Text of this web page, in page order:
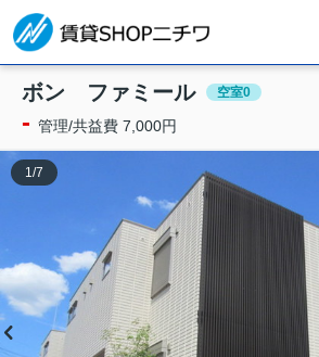
ボン ファミール 空室0
- 管理/共益費 7,000円
1 /7